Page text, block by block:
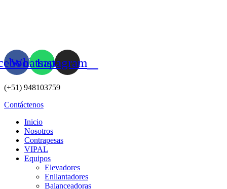
WhatsappInstagram
(+51) 948103759
Contáctenos
Inicio
Nosotros
Contrapesas
VIPAL
Equipos
Elevadores
Enllantadores
Balanceadoras